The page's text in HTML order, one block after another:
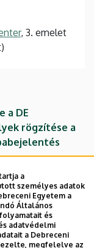
, 3. emelet
a DE
rögzítése a
a
személyes adatok
Egyetem a
Általános
és
adatvédelmi
a Debreceni
megfelelve az